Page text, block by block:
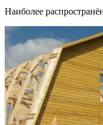
Наиболее